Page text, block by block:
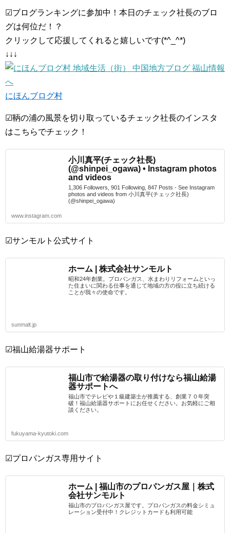
☑ブログランキングに参加中！本日のチェック社長のブロ
グは何位だ！？
クリックして応援してくれると嬉しいです(*^_^*)
↓↓↓
にほんブログ村
☑鞆の浦の風景を切り取っているチェック社長のインスタ
はこちらでチェック！
小川真平(チェック社長)
(@shinpei_ogawa) • Instagram photos
and videos
1,306 Followers, 901 Following, 847 Posts - See Instagram
photos and videos from 小川真平(チェック社長)
(@shinpei_ogawa)
www.instagram.com
☑サンモルト公式サイト
ホーム | 株式会社サンモルト
昭和24年創業。プロパンガス、水まわりリフォームといっ
た住まいに関わる仕事を通じて地域の方の役に立ち続ける
ことが我々の使命です。
sunmalt.jp
☑福山給湯器サポート
福山市で給湯器の取り付けなら福山給湯
器サポートへ
福山市でテレビや１級建築士が推薦する、創業７０年突
破！福山給湯器サポートにお任せください。お気軽にご相
談ください。
fukuyama-kyutoki.com
☑プロパンガス専用サイト
ホーム | 福山市のプロパンガス屋｜株式
会社サンモルト
福山市のプロパンガス屋です。プロパンガスの料金シミュ
レーション受付中！クレジットカードも利用可能